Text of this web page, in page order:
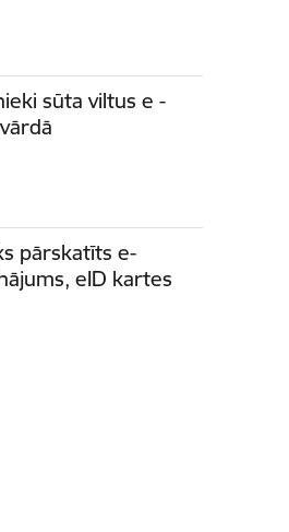
sūta viltus e -
pārskatīts e-
eID kartes